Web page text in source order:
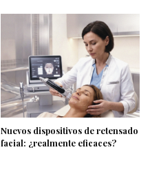
Nuevos dispositivos de retensado
facial: ¿realmente eficaces?